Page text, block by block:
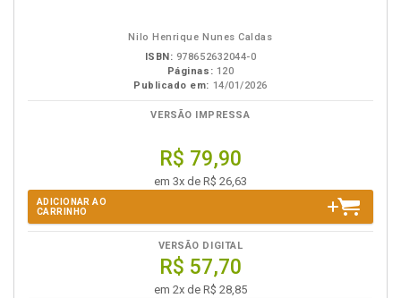
Nilo Henrique Nunes Caldas
ISBN: 978652632044-0
Páginas: 120
Publicado em: 14/01/2026
VERSÃO IMPRESSA
R$ 79,90
em 3x de R$ 26,63
ADICIONAR AO
CARRINHO
VERSÃO DIGITAL
R$ 57,70
em 2x de R$ 28,85